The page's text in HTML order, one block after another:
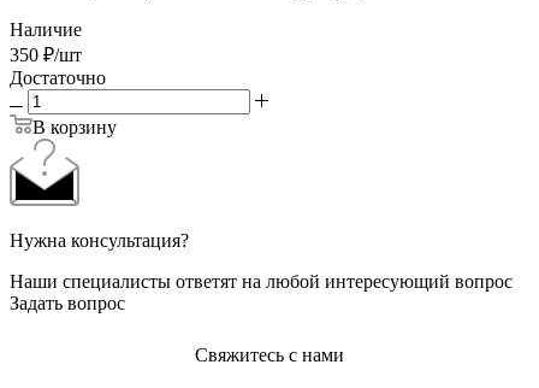
Наличие
350 ₽/шт
Достаточно
В корзину
Нужна консультация?
Наши специалисты ответят на любой интересующий вопрос
Задать вопрос
Свяжитесь с нами